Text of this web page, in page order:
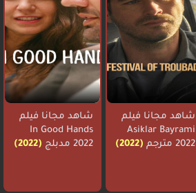
شاهد مجانا فيلم
Asiklar Bayrami
2022 مترجم
(2022)
شاهد مجانا فيلم
In Good Hands
2022 مدبلج
(2022)